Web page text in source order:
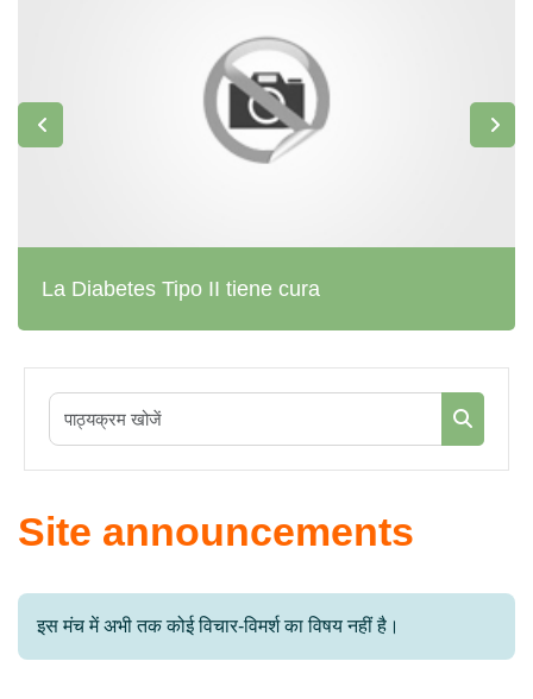
La Diabetes Tipo II tiene cura
पाठ्यक्रम
Site announcements
इस मंच में अभी तक कोई विचार-विमर्श का विषय नहीं है।